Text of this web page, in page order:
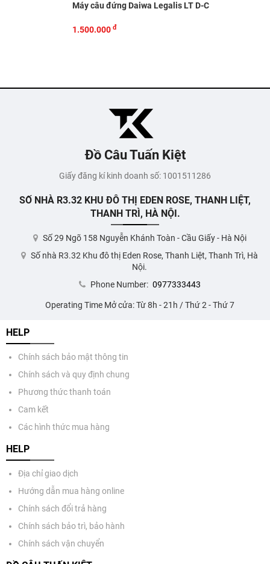
Máy câu đứng Daiwa Legalis LT D-C
1.500.000 đ
Đồ Câu Tuấn Kiệt
Giấy đăng kí kinh doanh số: 1001511286
SỐ NHÀ R3.32 KHU ĐÔ THỊ EDEN ROSE, THANH LIỆT,
THANH TRÌ, HÀ NỘI.
Số 29 Ngõ 158 Nguyễn Khánh Toàn - Cầu Giấy - Hà Nội
Số nhà R3.32 Khu đô thị Eden Rose, Thanh Liệt, Thanh Trì, Hà
Nội.
Phone Number: 0977333443
Operating Time Mở cửa: Từ 8h - 21h / Thứ 2 - Thứ 7
HELP
Chính sách bảo mật thông tin
Chính sách và quy định chung
Phương thức thanh toán
Cam kết
Các hình thức mua hàng
HELP
Địa chỉ giao dịch
Hướng dẫn mua hàng online
Chính sách đổi trả hàng
Chính sách bảo trì, bảo hành
Chính sách vận chuyển